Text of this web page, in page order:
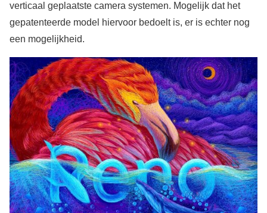
verticaal geplaatste camera systemen. Mogelijk dat het
gepatenteerde model hiervoor bedoelt is, er is echter nog
een mogelijkheid.